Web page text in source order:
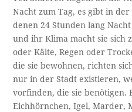
Nacht zum Tag, es gibt in
denen 24 Stunden lang
und ihr Klima macht sie sich
oder Kälte, Regen oder
die sie bewohnen, richten
nur in der Stadt existieren,
vorfinden, die sie benötigen.
Eichhörnchen, Igel, Marder,